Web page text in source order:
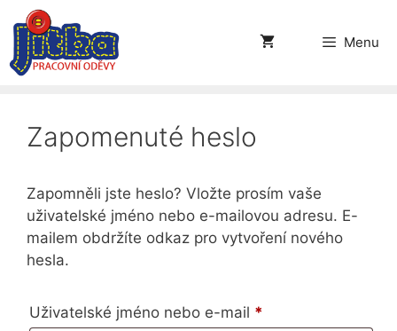
Přeskočit
na
obsah
Menu
Zapomenuté heslo
Zapomněli jste heslo? Vložte prosím vaše
uživatelské jméno nebo e-mailovou adresu. E-
mailem obdržíte odkaz pro vytvoření nového
hesla.
Uživatelské jméno nebo e-mail *